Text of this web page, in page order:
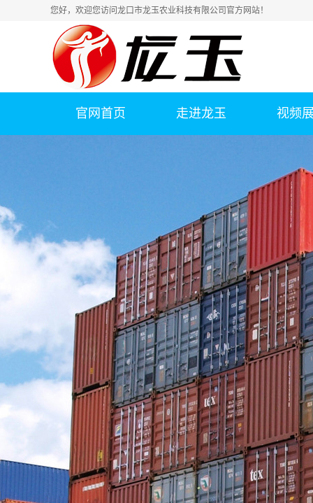
您好，欢迎您访问龙口市龙玉农业科技有限公司官方网站！
官网首页 走进龙玉 视频